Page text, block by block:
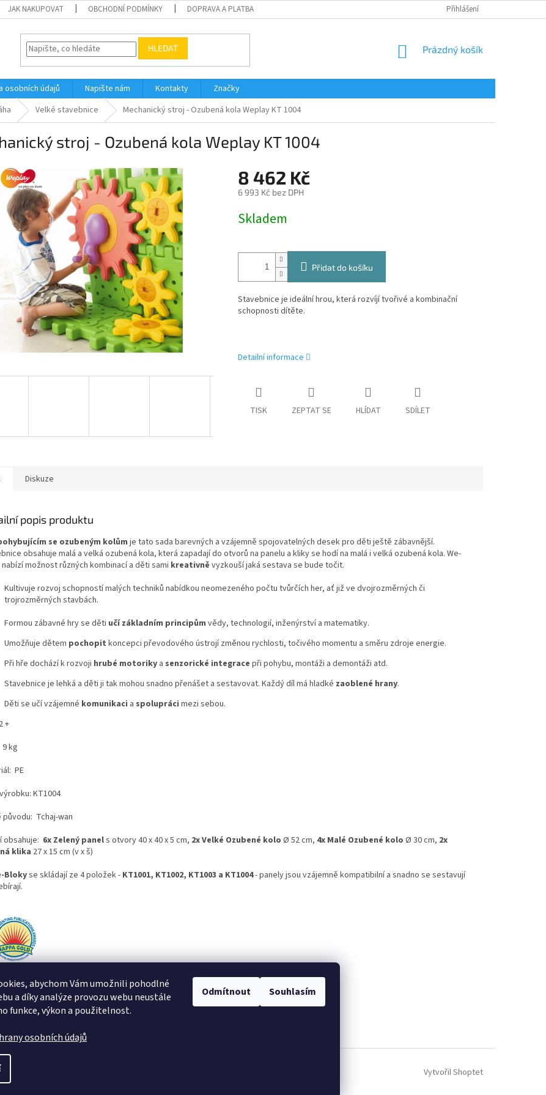
abychom Vám umožnili pohodlné
a díky analýze provozu webu neustále
funkce, výkon a použitelnost.
osobních údajů
Odmítnout Souhlasím
JAK NAKUPOVAT OBCHODNÍ PODMÍNKY DOPRAVA A PLATBA Přihlášení
HLEDAT
NÁKUPNÍ
Prázdný košík
osobních údajů Napište nám Kontakty
Značky
Velké stavebnice Mechanický stroj - Ozubená kola Weplay KT 1004
stroj - Ozubená kola Weplay KT 1004
8 462 Kč
6 993 Kč bez DPH
cena:
Skladem
Přidat do košíku
Stavebnice je ideální hrou, která rozvíjí tvořivé a kombinační
schopnosti dítěte.
Detailní informace
TISK ZEPTAT SE HLÍDAT SDÍLET
Diskuze
popis produktu
se ozubeným kolům je tato sada barevných a vzájemně spojovatelných desek pro děti ještě zábavnější.
obsahuje malá a velká ozubená kola, která zapadají do otvorů na panelu a kliky se hodí na malá i velká ozubená kola. We-
možnost různých kombinací a děti sami kreativně vyzkouší jaká sestava se bude točit.
Kultivuje rozvoj schopností malých techniků nabídkou neomezeného počtu tvůrčích her, ať již ve dvojrozměrných či
trojrozměrných stavbách.
Formou zábavné hry se děti učí základním principům vědy, technologií, inženýrství a matematiky.
Umožňuje dětem pochopit koncepci převodového ústrojízměnou rychlosti, točivého momentu a směru zdroje energie.
Při hře dochází k rozvoji hrubé motoriky a senzorické integrace při pohybu, montáži a demontáži atd.
Stavebnice je lehká a děti ji tak mohou snadno přenášet a sestavovat. Každý díl má hladké zaoblené hrany.
Děti se učí vzájemné komunikaci a spolupráci mezi sebou.
+
9 kg
PE
KT1004
původu: Tchaj-wan
obsahuje: 6x Zelený panels otvory40 x 40 x 5 cm, 2x Velké Ozubené kolo Ø 52 cm, 4x Malé Ozubené kolo Ø 30 cm, 2x
klika 27 x 15 cm (v x š)
Blokyse skládají ze 4 položek - KT1001, KT1002, KT1003 a KT1004- panely jsou vzájemně kompatibilní a snadno se sestavují
Vytvořil Shoptet
Upravit nastavení cookies